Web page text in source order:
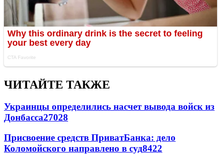
ЧИТАЙТЕ ТАКЖЕ
Украинцы определились насчет вывода войск из
Донбасса27028
Присвоение средств ПриватБанка: дело
Коломойского направлено в суд8422